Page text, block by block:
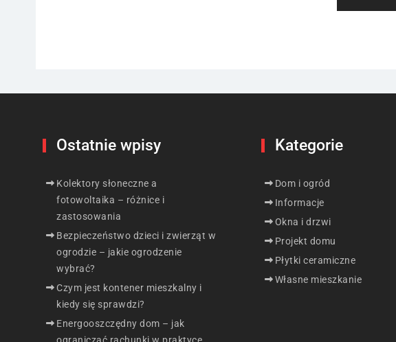
Ostatnie wpisy
Kolektory słoneczne a
fotowoltaika – różnice i
zastosowania
Bezpieczeństwo dzieci i zwierząt w
ogrodzie – jakie ogrodzenie
wybrać?
Czym jest kontener mieszkalny i
kiedy się sprawdzi?
Energooszczędny dom – jak
Kategorie
Dom i ogród
Informacje
Okna i drzwi
Projekt domu
Płytki ceramiczne
Własne mieszkanie